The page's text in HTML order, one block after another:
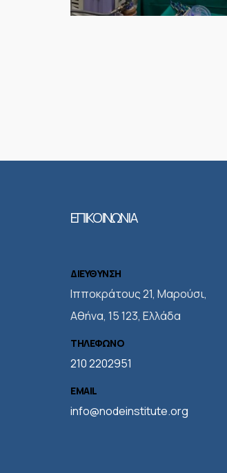
ΕΠΙΚΟΙΝΩΝΙΑ
ΔΙΕΥΘΥΝΣΗ
Iπποκράτους 21, Μαρούσι,
Αθήνα, 15 123, Ελλάδα
ΤΗΛΕΦΩΝΟ
210 2202951
EMAIL
info@nodeinstitute.org